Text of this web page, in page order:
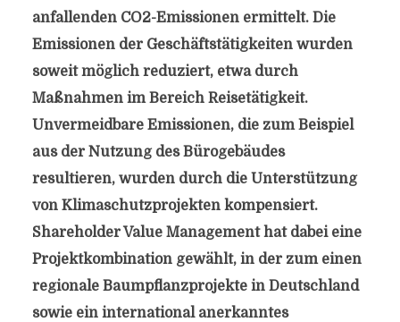
anfallenden CO2-Emissionen ermittelt. Die
Emissionen der Geschäftstätigkeiten wurden
soweit möglich reduziert, etwa durch
Maßnahmen im Bereich Reisetätigkeit.
Unvermeidbare Emissionen, die zum Beispiel
aus der Nutzung des Bürogebäudes
resultieren, wurden durch die Unterstützung
von Klimaschutzprojekten kompensiert.
Shareholder Value Management hat dabei eine
Projektkombination gewählt, in der zum einen
regionale Baumpflanzprojekte in Deutschland
sowie ein international anerkanntes